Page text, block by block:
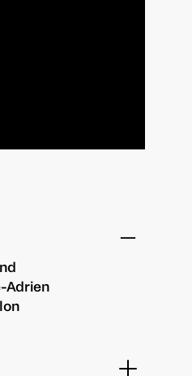
Adrien